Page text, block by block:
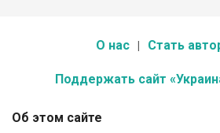
О нас Стать
Поддержать сайт
Об этом сайте